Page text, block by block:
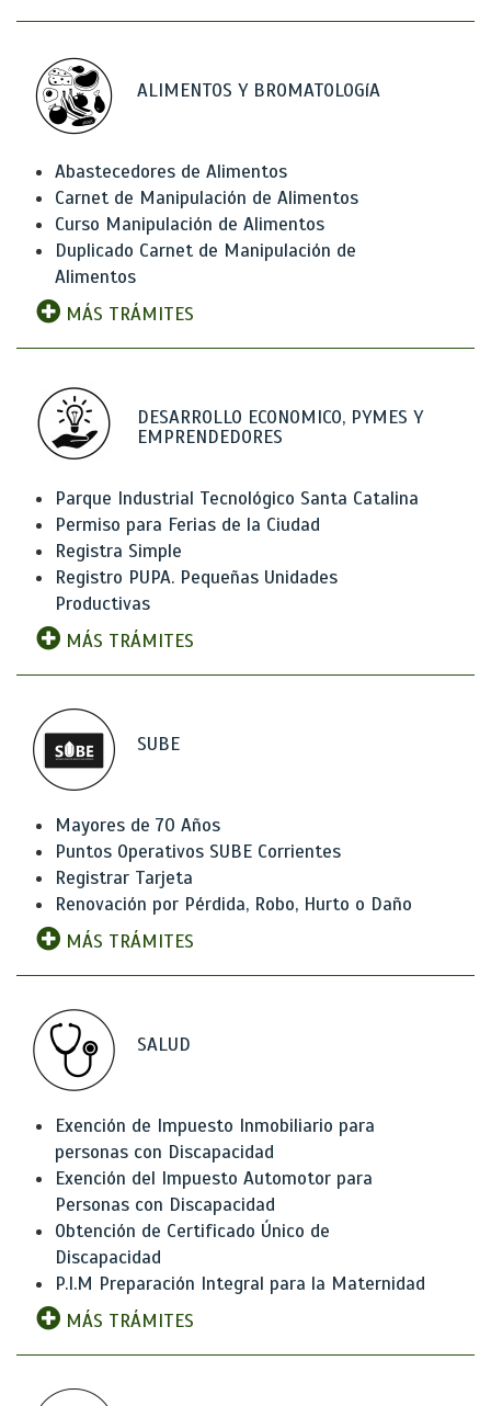
ALIMENTOS Y BROMATOLOGíA
Abastecedores de Alimentos
Carnet de Manipulación de Alimentos
Curso Manipulación de Alimentos
Duplicado Carnet de Manipulación de
Alimentos
MÁS TRÁMITES
DESARROLLO ECONOMICO, PYMES Y
EMPRENDEDORES
Parque Industrial Tecnológico Santa Catalina
Permiso para Ferias de la Ciudad
Registra Simple
Registro PUPA. Pequeñas Unidades
Productivas
MÁS TRÁMITES
SUBE
Mayores de 70 Años
Puntos Operativos SUBE Corrientes
Registrar Tarjeta
Renovación por Pérdida, Robo, Hurto o Daño
MÁS TRÁMITES
SALUD
Exención de Impuesto Inmobiliario para
personas con Discapacidad
Exención del Impuesto Automotor para
Personas con Discapacidad
Obtención de Certificado Único de
Discapacidad
P.I.M Preparación Integral para la Maternidad
MÁS TRÁMITES